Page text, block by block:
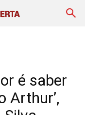
é saber
Arthur’,